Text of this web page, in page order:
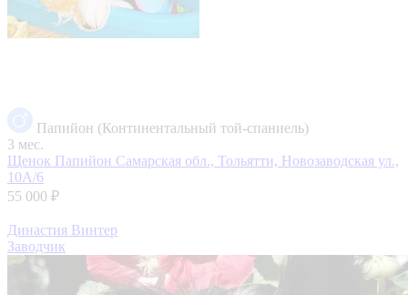
Папийон (Континентальный той-спаниель)
3 мес.
Щенок Папийон Самарская обл., Тольятти, Новозаводская ул.,
10А/6
55 000 ₽
Династия Винтер
Заводчик